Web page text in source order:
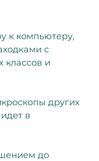
к компьютеру,
с
и
других
в
до